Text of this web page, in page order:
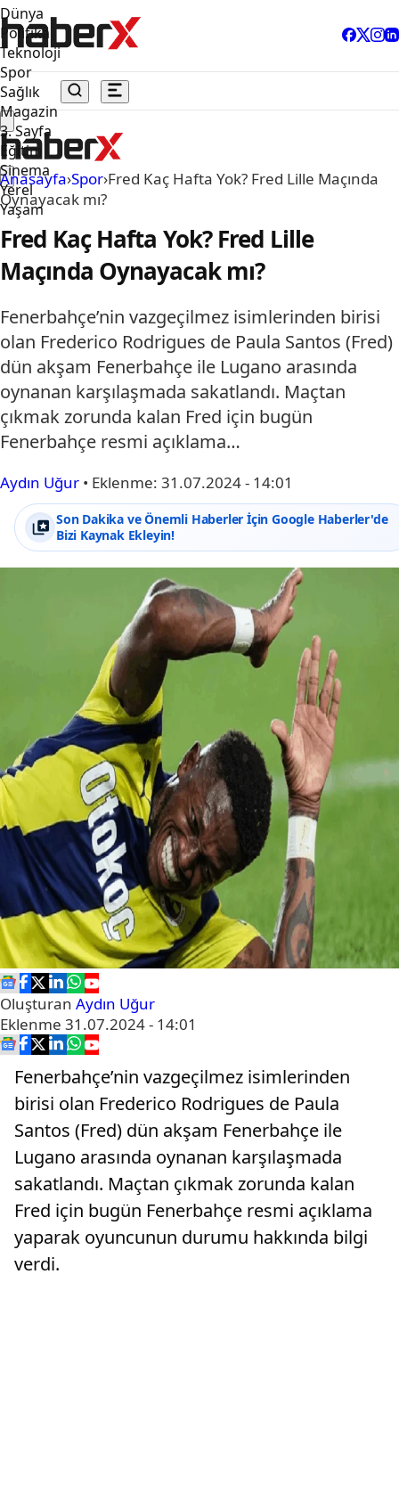
Dünya
Politika
Teknoloji
Spor
Sağlık
Magazin
3. Sayfa
Eğitim
Sinema
Yerel
Yaşam
Anasayfa›Spor›Fred Kaç Hafta Yok? Fred Lille Maçında
Oynayacak mı?
Fred Kaç Hafta Yok? Fred Lille
Maçında Oynayacak mı?
Fenerbahçe’nin vazgeçilmez isimlerinden birisi
olan Frederico Rodrigues de Paula Santos (Fred)
dün akşam Fenerbahçe ile Lugano arasında
oynanan karşılaşmada sakatlandı. Maçtan
çıkmak zorunda kalan Fred için bugün
Fenerbahçe resmi açıklama…
Aydın Uğur • Eklenme: 31.07.2024 - 14:01
Son Dakika ve Önemli Haberler İçin Google Haberler'de
Bizi Kaynak Ekleyin!
Oluşturan Aydın Uğur
Eklenme 31.07.2024 - 14:01
Fenerbahçe’nin vazgeçilmez isimlerinden
birisi olan Frederico Rodrigues de Paula
Santos (Fred) dün akşam Fenerbahçe ile
Lugano arasında oynanan karşılaşmada
sakatlandı. Maçtan çıkmak zorunda kalan
Fred için bugün Fenerbahçe resmi açıklama
yaparak oyuncunun durumu hakkında bilgi
verdi.